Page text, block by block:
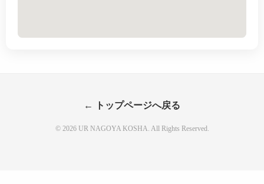
← トップページへ戻る
© 2026 UR NAGOYA KOSHA. All Rights Reserved.